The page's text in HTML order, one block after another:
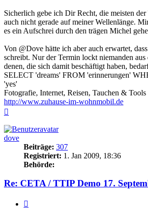
Sicherlich gebe ich Dir Recht, die meisten
auch nicht gerade auf meiner Wellenlänge.
es ein Aufschrei durch den trägen Michel
Von @Dove hätte ich aber auch erwartet,
schreibt. Nur der Termin lockt niemanden aus
denen, die sich damit beschäftigt haben,
SELECT 'dreams' FROM 'erinnerungen'
'yes'
Fotografie, Internet, Reisen, Tauchen & Tools
http://www.zuhause-im-wohnmobil.de
dove
Beiträge: 307
Registriert: 1. Jan 2009, 18:36
Behörde:
Re: CETA / TTIP Demo 17.